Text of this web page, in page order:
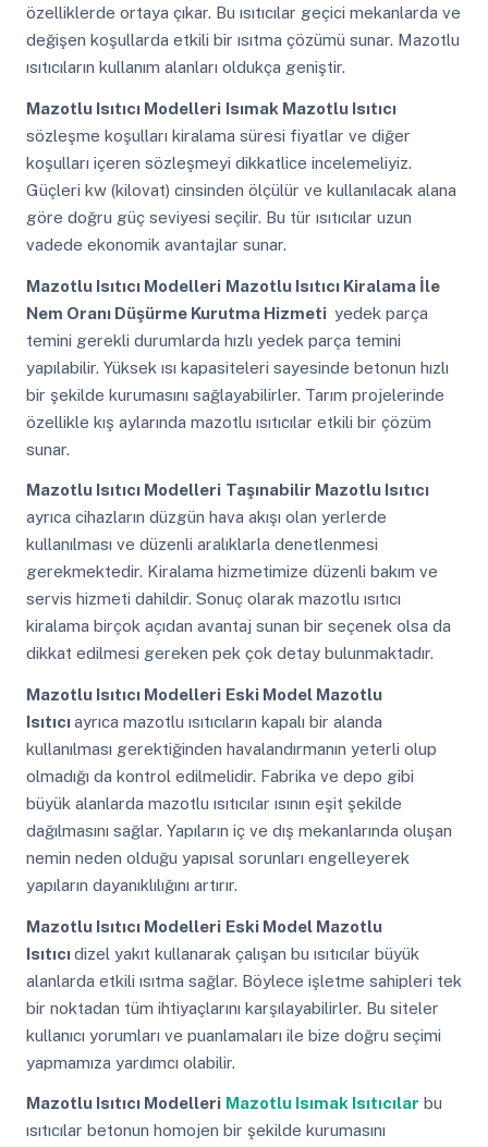
özelliklerde ortaya çıkar. Bu ısıtıcılar geçici mekanlarda ve
değişen koşullarda etkili bir ısıtma çözümü sunar. Mazotlu
ısıtıcıların kullanım alanları oldukça geniştir.
Mazotlu Isıtıcı Modelleri Isımak Mazotlu Isıtıcı
sözleşme koşulları kiralama süresi fiyatlar ve diğer
koşulları içeren sözleşmeyi dikkatlice incelemeliyiz.
Güçleri kw (kilovat) cinsinden ölçülür ve kullanılacak alana
göre doğru güç seviyesi seçilir. Bu tür ısıtıcılar uzun
vadede ekonomik avantajlar sunar.
Mazotlu Isıtıcı Modelleri Mazotlu Isıtıcı Kiralama İle
Nem Oranı Düşürme Kurutma Hizmeti yedek parça
temini gerekli durumlarda hızlı yedek parça temini
yapılabilir. Yüksek ısı kapasiteleri sayesinde betonun hızlı
bir şekilde kurumasını sağlayabilirler. Tarım projelerinde
özellikle kış aylarında mazotlu ısıtıcılar etkili bir çözüm
sunar.
Mazotlu Isıtıcı Modelleri Taşınabilir Mazotlu Isıtıcı
ayrıca cihazların düzgün hava akışı olan yerlerde
kullanılması ve düzenli aralıklarla denetlenmesi
gerekmektedir. Kiralama hizmetimize düzenli bakım ve
servis hizmeti dahildir. Sonuç olarak mazotlu ısıtıcı
kiralama birçok açıdan avantaj sunan bir seçenek olsa da
dikkat edilmesi gereken pek çok detay bulunmaktadır.
Mazotlu Isıtıcı Modelleri Eski Model Mazotlu
Isıtıcıayrıca mazotlu ısıtıcıların kapalı bir alanda
kullanılması gerektiğinden havalandırmanın yeterli olup
olmadığı da kontrol edilmelidir. Fabrika ve depo gibi
büyük alanlarda mazotlu ısıtıcılar ısının eşit şekilde
dağılmasını sağlar. Yapıların iç ve dış mekanlarında oluşan
nemin neden olduğu yapısal sorunları engelleyerek
yapıların dayanıklılığını artırır.
Mazotlu Isıtıcı Modelleri Eski Model Mazotlu
Isıtıcıdizel yakıt kullanarak çalışan bu ısıtıcılar büyük
alanlarda etkili ısıtma sağlar. Böylece işletme sahipleri tek
bir noktadan tüm ihtiyaçlarını karşılayabilirler. Bu siteler
kullanıcı yorumları ve puanlamaları ile bize doğru seçimi
yapmamıza yardımcı olabilir.
Mazotlu Isıtıcı Modelleri Mazotlu Isımak Isıtıcılar bu
ısıtıcılar betonun homojen bir şekilde kurumasını